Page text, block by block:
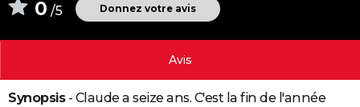
Destinations
City break
Voyage nature
Voyage de noces
Forum
Climat
+PHOTO
BONS PLANS
0 /5 Donnez votre avis
Avis
Synopsis- Claude a seize ans. C'est la fin de l'année